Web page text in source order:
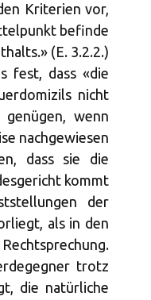
Kriterien vor,
befinde
(E. 3.2.2.)
fest, dass «die
nicht
wenn
nachgewiesen
dass sie die
kommt
der
als in den
trotz
die natürliche